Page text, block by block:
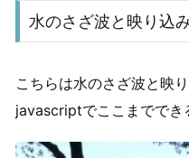
水のさざ波と映り込
こちらは水のさざ波と映
javascriptでここまででき